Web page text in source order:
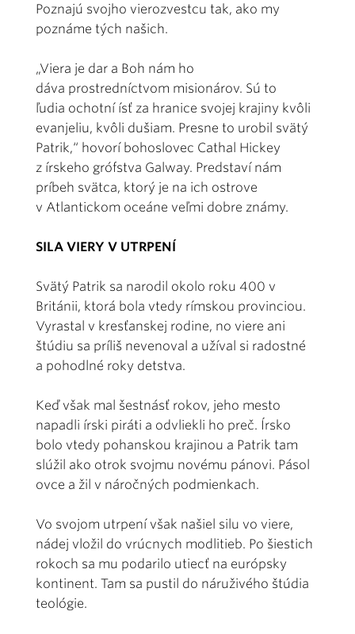
Poznajú svojho vierozvestcu tak, ako my
poznáme tých našich.
„Viera je dar a Boh nám ho
dáva prostredníctvom misionárov. Sú to
ľudia ochotní ísť za hranice svojej krajiny kvôli
evanjeliu, kvôli dušiam. Presne to urobil svätý
Patrik,“ hovorí bohoslovec Cathal Hickey
z írskeho grófstva Galway. Predstaví nám
príbeh svätca, ktorý je na ich ostrove
v Atlantickom oceáne veľmi dobre známy.
SILA VIERY V UTRPENÍ
Svätý Patrik sa narodil okolo roku 400 v
Británii, ktorá bola vtedy rímskou provinciou.
Vyrastal v kresťanskej rodine, no viere ani
štúdiu sa príliš nevenoval a užíval si radostné
a pohodlné roky detstva.
Keď však mal šestnásť rokov, jeho mesto
napadli írski piráti a odvliekli ho preč. Írsko
bolo vtedy pohanskou krajinou a Patrik tam
slúžil ako otrok svojmu novému pánovi. Pásol
ovce a žil v náročných podmienkach.
Vo svojom utrpení však našiel silu vo viere,
nádej vložil do vrúcnych modlitieb. Po šiestich
rokoch sa mu podarilo utiecť na európsky
kontinent. Tam sa pustil do náruživého štúdia
teológie.